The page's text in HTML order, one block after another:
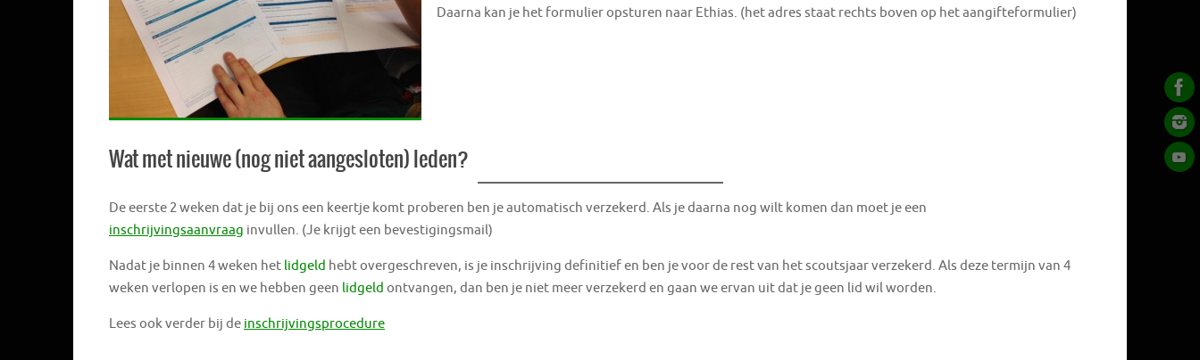
Daarna kan je het formulier opsturen naar Ethias. (het adres staat rechts boven op het aangifteformulier)
Wat met nieuwe (nog niet aangesloten) leden?
De eerste 2 weken dat je bij ons een keertje komt proberen ben je automatisch verzekerd. Als je daarna nog wilt komen dan moet je een
inschrijvingsaanvraag invullen. (Je krijgt een bevestigingsmail)
Nadat je binnen 4 weken het lidgeld hebt overgeschreven, is je inschrijving definitief en ben je voor de rest van het scoutsjaar verzekerd. Als deze termijn van 4
weken verlopen is en we hebben geen lidgeld ontvangen, dan ben je niet meer verzekerd en gaan we ervan uit dat je geen lid wil worden.
Lees ook verder bij de inschrijvingsprocedure